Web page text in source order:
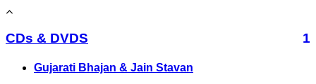
CDs & DVDS 1
Gujarati Bhajan & Jain Stavan